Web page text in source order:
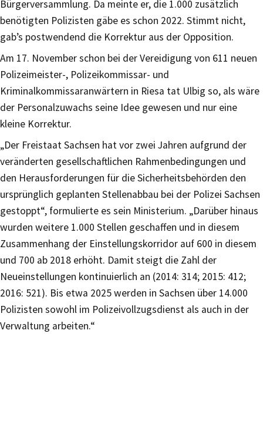
Bürgerversammlung. Da meinte er, die 1.000 zusätzlich
benötigten Polizisten gäbe es schon 2022. Stimmt nicht,
gab’s postwendend die Korrektur aus der Opposition.
Am 17. November schon bei der Vereidigung von 611 neuen
Polizeimeister-, Polizeikommissar- und
Kriminalkommissaranwärtern in Riesa tat Ulbig so, als wäre
der Personalzuwachs seine Idee gewesen und nur eine
kleine Korrektur.
„Der Freistaat Sachsen hat vor zwei Jahren aufgrund der
veränderten gesellschaftlichen Rahmenbedingungen und
den Herausforderungen für die Sicherheitsbehörden den
ursprünglich geplanten Stellenabbau bei der Polizei Sachsen
gestoppt“, formulierte es sein Ministerium. „Darüber hinaus
wurden weitere 1.000 Stellen geschaffen und in diesem
Zusammenhang der Einstellungskorridor auf 600 in diesem
und 700 ab 2018 erhöht. Damit steigt die Zahl der
Neueinstellungen kontinuierlich an (2014: 314; 2015: 412;
2016: 521). Bis etwa 2025 werden in Sachsen über 14.000
Polizisten sowohl im Polizeivollzugsdienst als auch in der
Verwaltung arbeiten.“